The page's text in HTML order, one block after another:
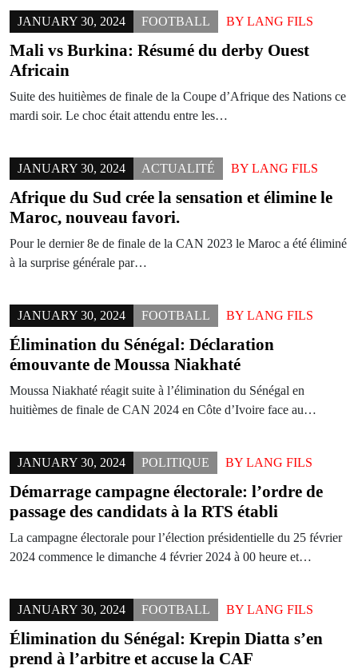
JANUARY 30, 2024 FOOTBALL BY LANG FILS
Mali vs Burkina: Résumé du derby Ouest
Africain
Suite des huitièmes de finale de la Coupe d’Afrique des Nations ce
mardi soir. Le choc était attendu entre les…
JANUARY 30, 2024 ACTUALITÉ BY LANG FILS
Afrique du Sud crée la sensation et élimine le
Maroc, nouveau favori.
Pour le dernier 8e de finale de la CAN 2023 le Maroc a été éliminé
à la surprise générale par…
JANUARY 30, 2024 FOOTBALL BY LANG FILS
Élimination du Sénégal: Déclaration
émouvante de Moussa Niakhaté
Moussa Niakhaté réagit suite à l’élimination du Sénégal en
huitièmes de finale de CAN 2024 en Côte d’Ivoire face au…
JANUARY 30, 2024 POLITIQUE BY LANG FILS
Démarrage campagne électorale: l’ordre de
passage des candidats à la RTS établi
La campagne électorale pour l’élection présidentielle du 25 février
2024 commence le dimanche 4 février 2024 à 00 heure et…
JANUARY 30, 2024 FOOTBALL BY LANG FILS
Élimination du Sénégal: Krepin Diatta s’en
prend à l’arbitre et accuse la CAF